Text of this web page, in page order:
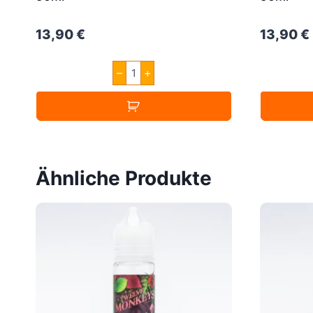
13,90€
–
A&L
Les
Créations
Cinematik
50ml
Menge
+
13,90€
Ähnliche Produkte